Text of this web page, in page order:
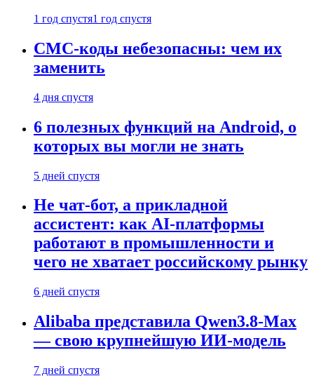
1 год спустя1 год спустя
СМС-коды небезопасны: чем их
заменить
4 дня спустя
6 полезных функций на Android, о
которых вы могли не знать
5 дней спустя
Не чат-бот, а прикладной
ассистент: как AI-платформы
работают в промышленности и
чего не хватает российскому рынку
6 дней спустя
Alibaba представила Qwen3.8-Max
— свою крупнейшую ИИ-модель
7 дней спустя